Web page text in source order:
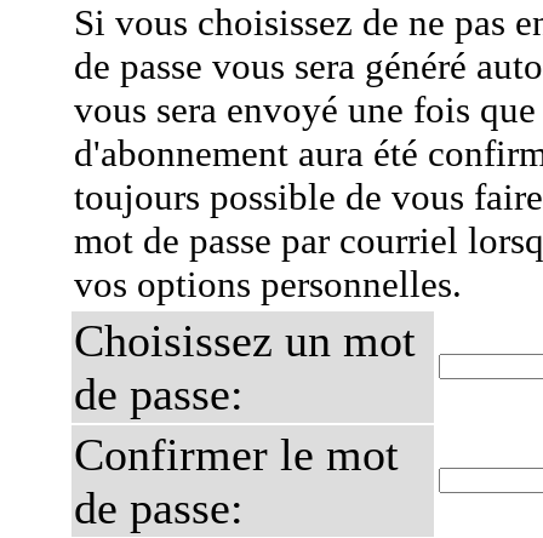
Si vous choisissez de ne pas
de passe vous sera généré
vous sera envoyé une fois
d'abonnement aura été
toujours possible de vous
mot de passe par courriel
vos options personnelles.
Choisissez un mot
de passe:
Confirmer le mot
de passe: